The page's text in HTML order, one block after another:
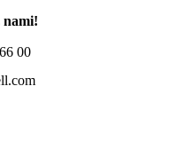
nami!
00